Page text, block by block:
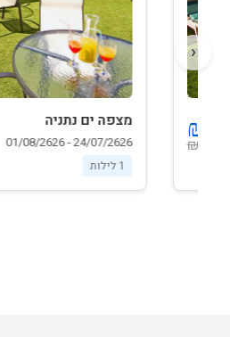
מצפה ים נתניה
24/07/2626 - 01/08/2626
‹